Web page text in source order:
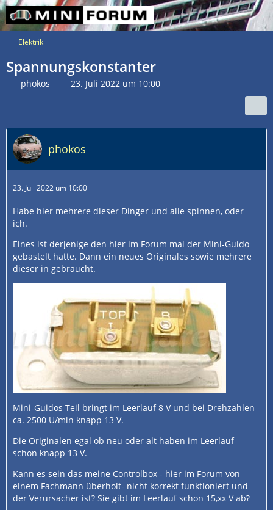
Elektrik
Spannungskonstanter
phokos 23. Juli 2022 um 10:00
phokos
23. Juli 2022 um 10:00
Habe hier mehrere dieser Dinger und alle spinnen, oder
ich.
Eines ist derjenige den hier im Forum mal der Mini-Guido
gebastelt hatte. Dann ein neues Originales sowie mehrere
dieser in gebraucht.
Mini-Guidos Teil bringt im Leerlauf 8 V und bei Drehzahlen
ca. 2500 U/min knapp 13 V.
Die Originalen egal ob neu oder alt haben im Leerlauf
schon knapp 13 V.
Kann es sein das meine Controlbox - hier im Forum von
einem Fachmann überholt- nicht korrekt funktioniert und
der Verursacher ist? Sie gibt im Leerlauf schon 15,xx V ab?